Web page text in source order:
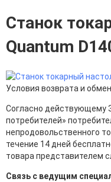
Станок
Quantum
Условия возврата и
Согласно действующему
потребителей»
непродовольственного
течение 14 дней
товара представителем
Связь с ведущим